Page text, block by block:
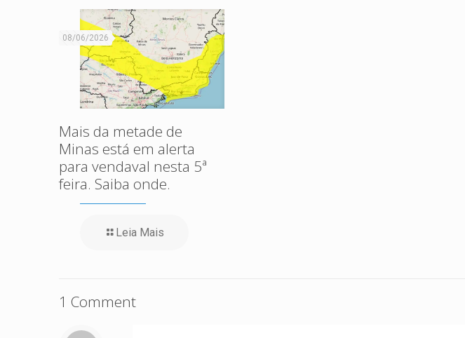
08/06/2026
Mais da metade de
Minas está em alerta
para vendaval nesta 5ª
feira. Saiba onde.
Leia Mais
1 Comment